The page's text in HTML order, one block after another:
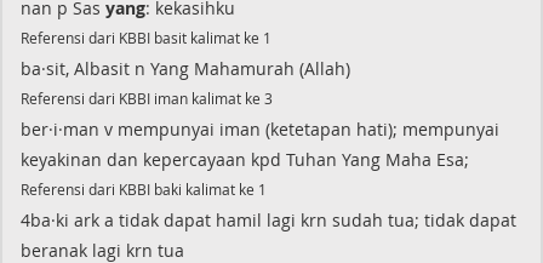
nan p Sas yang: kekasihku
Referensi dari KBBI basit kalimat ke 1
ba·sit, Albasit n Yang Mahamurah (Allah)
Referensi dari KBBI iman kalimat ke 3
ber·i·man v mempunyai iman (ketetapan hati); mempunyai
keyakinan dan kepercayaan kpd Tuhan Yang Maha Esa;
Referensi dari KBBI baki kalimat ke 1
4ba·ki ark a tidak dapat hamil lagi krn sudah tua; tidak dapat
beranak lagi krn tua